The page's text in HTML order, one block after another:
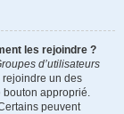
les rejoindre ?
d’utilisateurs
rejoindre un des
bouton approprié.
peuvent